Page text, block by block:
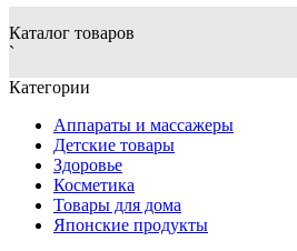
Каталог товаров
`
Категории
Аппараты и массажеры
Детские товары
Здоровье
Косметика
Товары для дома
Японские продукты